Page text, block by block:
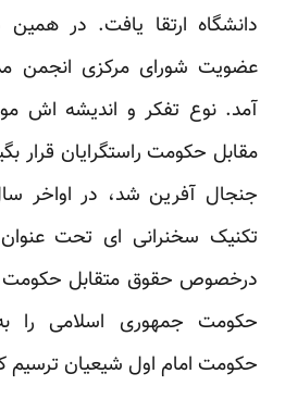
‏دانشگاه ارتقا یافت. در
عضویت شورای مرکزی انجمن
آمد. نوع ‏تفکر و اندیشه اش
‌تکنیک سخنرانی ‌ای تحت
درخصوص حقوق متقابل ‏حکومت
حکومت جمهوری اسلامی را
حکومت امام اول شیعیان ترسیم